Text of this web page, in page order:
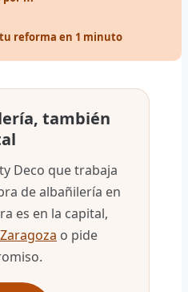
reforma en 1 minuto
también
Deco que trabaja
de albañilería en
es en la capital,
o pide